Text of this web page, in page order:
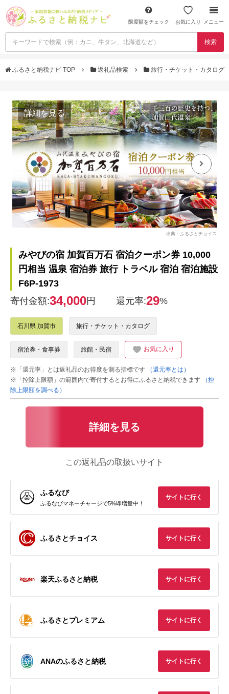
限度額をチェック お気に入り メニュー
検索
ふるさと納税ナビ TOP 返礼品検索 旅行・チケット・カタログ
詳細を見る
出典：ふるさとチョイス
みやびの宿 加賀百万石 宿泊クーポン券 10,000
円相当 温泉 宿泊券 旅行 トラベル 宿泊 宿泊施設
F6P-1973
寄付金額:34,000円 還元率:29%
石川県 加賀市 旅行・チケット・カタログ
宿泊券・食事券 旅館・民宿 お気に入り
※「還元率」とは返礼品のお得度を測る指標です
（還元率とは）
※「控除上限額」の範囲内で寄付するとお得にふるさと納税できます
（控
除上限額を調べる）
詳細を見る
この返礼品の取扱いサイト
ふるなび
ふるなびマネーチャージで5%即増量中！
サイトに行く
ふるさとチョイス サイトに行く
楽天ふるさと納税 サイトに行く
ふるさとプレミアム サイトに行く
ANAのふるさと納税 サイトに行く